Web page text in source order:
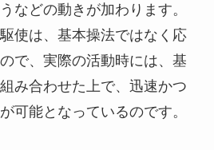
などの動きが加わります。
使は、基本操法ではなく応
で、実際の活動時には、基
み合わせた上で、迅速かつ
可能となっているのです。